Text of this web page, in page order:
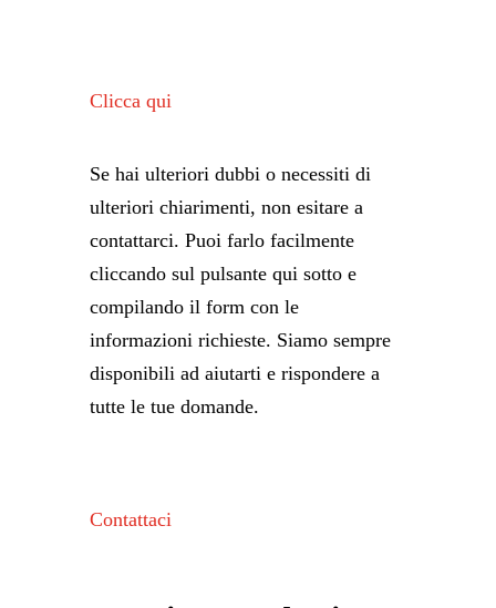
Clicca qui
Se hai ulteriori dubbi o necessiti di
ulteriori chiarimenti, non esitare a
contattarci. Puoi farlo facilmente
cliccando sul pulsante qui sotto e
compilando il form con le
informazioni richieste. Siamo sempre
disponibili ad aiutarti e rispondere a
tutte le tue domande.
Contattaci